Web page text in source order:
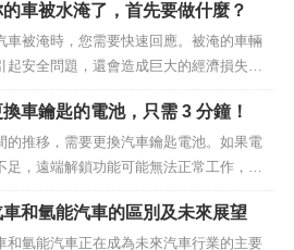
故障的癥狀。在此過程中，我們希望幫助
車被水淹了，首先要做什麼？
車被淹時，您需要快速回應。被淹的車輛
起安全問題，還會造成巨大的經濟損失。
悉處理被淹車輛所需的正確程式和預防措
要。在本文中，我們將逐步解釋當您的汽
您應該做的第一件...
車鑰匙的電池，只需 3 分鐘！
的推移，需要更換汽車鑰匙電池。如果電
足，遠端解鎖功能可能無法正常工作，或
能根本不起作用。在本文中，我們將逐步
更換車鑰匙的電池。何時更換汽車鑰匙的
鑰匙電池通常可以...
車和氫能汽車的區別及未來展望
和氫能汽車正在成為未來汽車行業的主要